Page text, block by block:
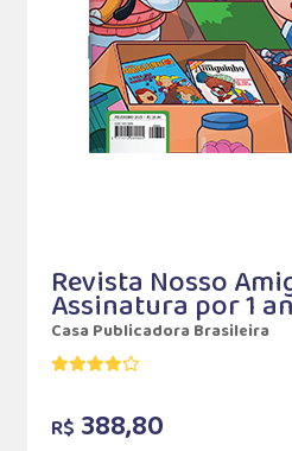
Revista Nosso
Assinatura por 1
Casa Publicadora Brasileira
R$ 388,80